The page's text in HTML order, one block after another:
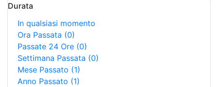
Durata
In qualsiasi momento
Ora Passata (0)
Passate 24 Ore (0)
Settimana Passata (0)
Mese Passato (1)
Anno Passato (1)